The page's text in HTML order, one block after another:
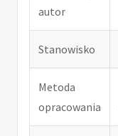
autor
Stanowisko
Metoda
opracowania